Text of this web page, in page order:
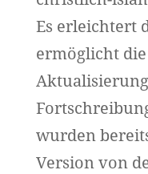
Es erleichtert
ermöglicht
wurden
Version von